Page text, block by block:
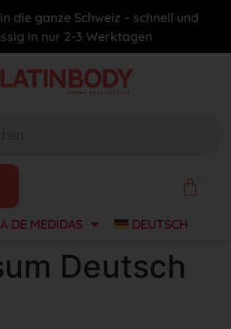
die ganze Schweiz – schnell und
in nur 2-3 Werktagen
DE MEDIDAS DEUTSCH
Deutsch